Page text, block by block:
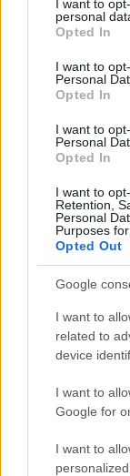
not limited to
grant or deny
use your data
consent section.
I want to
personal
Opted In
I want to
Personal
Opted In
I want to
Personal
Opted In
I want to
Retention,
Personal
Purposes
Opted Out
Google
I want to
related to
device
I want to
Google for
I want to
απαντήσεις
αποδεχτεί
ρωτάνε,
έμενε μαζί
“Survivor”; Τα
Λέει για
τις σχέσεις
Αλεξάνδρου.
Σημειώνεται
Βασάλος
πει ότι ο
πει όνομα και
βλακείες.
τώρα